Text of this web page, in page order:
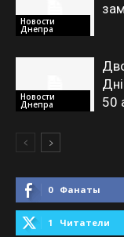
Новости
Днепра
Новости
Днепра
50
0 Фанаты
1 Читатели